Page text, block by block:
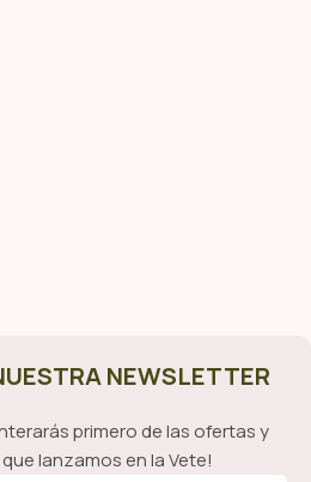
NEWSLETTER
primero de las ofertas y
lanzamos en la Vete!